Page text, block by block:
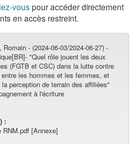
vous pour accéder directement
en accès restreint.
Romain - (2024-06-03/2024-06-27) -
"Quel rôle jouent les deux
(FGTB et CSC) dans la lutte contre
les hommes et les femmes, et
perception de terrain des affiliées"
à l'écriture
:
RNM.pdf [Annexe]